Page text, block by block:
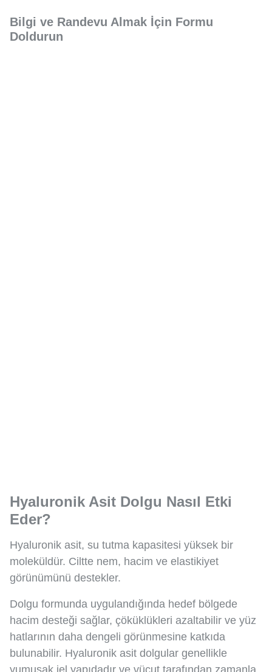
Bilgi ve Randevu Almak İçin Formu
Doldurun
Hyaluronik Asit Dolgu Nasıl Etki
Eder?
Hyaluronik asit, su tutma kapasitesi yüksek bir
moleküldür. Ciltte nem, hacim ve elastikiyet
görünümünü destekler.
Dolgu formunda uygulandığında hedef bölgede
hacim desteği sağlar, çöküklükleri azaltabilir ve yüz
hatlarının daha dengeli görünmesine katkıda
bulunabilir. Hyaluronik asit dolgular genellikle